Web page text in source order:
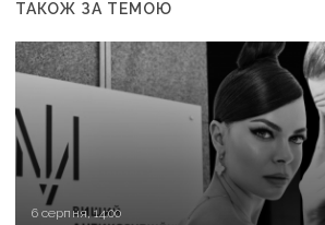
ТАКОЖ ЗА ТЕМОЮ
6 серпня, 14:00